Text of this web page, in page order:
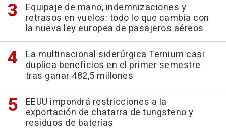
Equipaje de mano, indemnizaciones y
retrasos en vuelos: todo lo que cambia con
la nueva ley europea de pasajeros aéreos
La multinacional siderúrgica Ternium casi
duplica beneficios en el primer semestre
tras ganar 482,5 millones
EEUU impondrá restricciones a la
exportación de chatarra de tungsteno y
residuos de baterías